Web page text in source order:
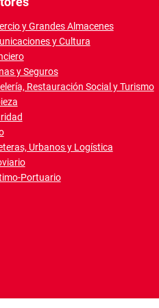
y Grandes Almacenes
y Cultura
y Seguros
Restauración Social y Turismo
Urbanos y Logística
Portuario